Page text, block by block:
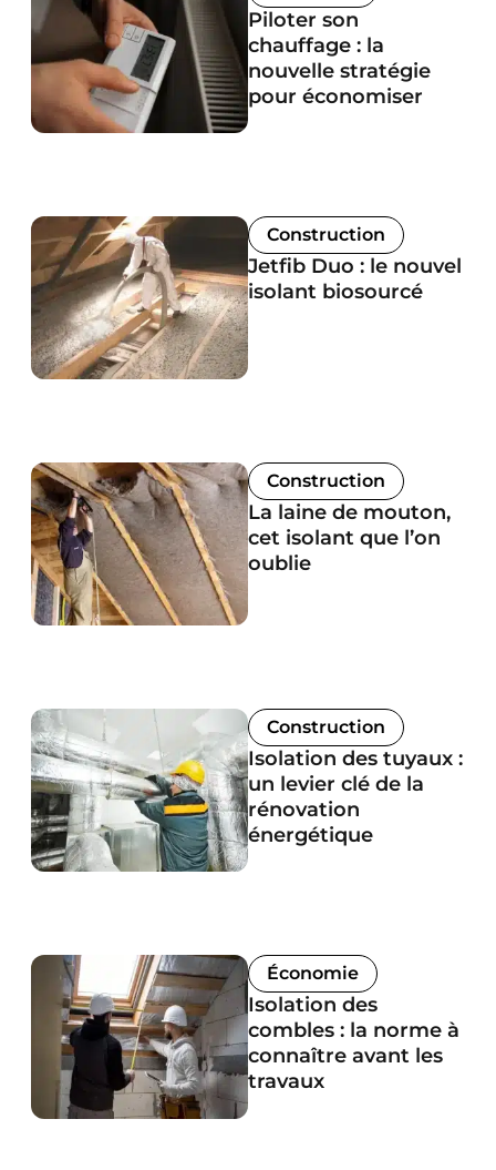
Piloter son
chauffage : la
nouvelle stratégie
pour économiser
Construction
Jetfib Duo : le nouvel
isolant biosourcé
Construction
La laine de mouton,
cet isolant que l’on
oublie
Construction
Isolation des tuyaux :
un levier clé de la
rénovation
énergétique
Économie
Isolation des
combles : la norme à
connaître avant les
travaux